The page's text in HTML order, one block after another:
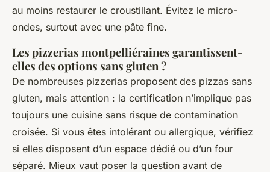
au moins restaurer le croustillant. Évitez le micro-
ondes, surtout avec une pâte fine.
Les pizzerias montpelliéraines garantissent-
elles des options sans gluten ?
De nombreuses pizzerias proposent des pizzas sans
gluten, mais attention : la certification n’implique pas
toujours une cuisine sans risque de contamination
croisée. Si vous êtes intolérant ou allergique, vérifiez
si elles disposent d’un espace dédié ou d’un four
séparé. Mieux vaut poser la question avant de